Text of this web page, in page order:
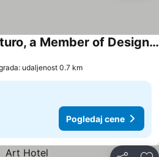
Boutique Hotel Venturo, a Member of Design Hotels™
udaljenost 0.7 km
Pogledaj cene